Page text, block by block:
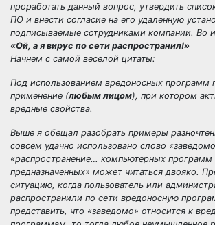
проработать данный вопрос, утвердить
ПО и внести согласие на его удаленную
подписываемые сотрудниками компании. Во
«Ой, а я вирус по сети распространил!»
Начнем с самой веселой цитаты:
Под использованием вредоносных программ
применение (любым лицом), при котором
вредные свойства.
Выше я обещал разобрать примеры
совсем удачно использовано слово
«распространение… компьютерных
предназначенных» может читаться двояко.
ситуацию, когда пользователь или
распространили по сети вредоносную
представить, что «заведомо» относится к